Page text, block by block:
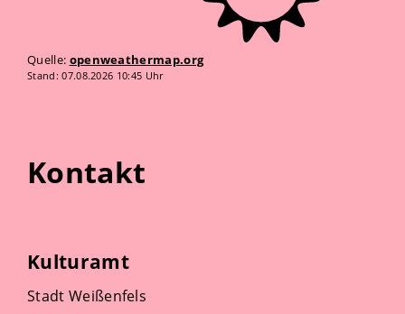
Quelle: openweathermap.org
Stand: 07.08.2026 10:45 Uhr
Kontakt
Kulturamt
Stadt Weißenfels